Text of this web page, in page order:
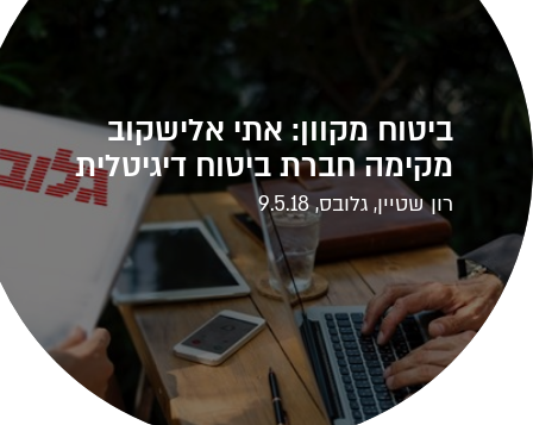
ביטוח מקוון: אתי אלישקוב
מקימה חברת ביטוח דיגיטלית
רון שטיין, גלובס, 9.5.18